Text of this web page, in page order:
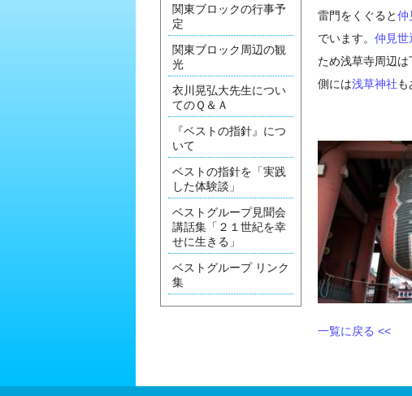
関東ブロックの行事予
定
関東ブロック周辺の観
光
衣川晃弘大先生につい
てのＱ＆Ａ
『ベストの指針』につ
いて
ベストの指針を「実践
した体験談」
ベストグループ見聞会
講話集「２１世紀を幸
せに生きる」
ベストグループ リンク
集
雷門をくぐると仲
でいます。 仲見世
ため浅草寺周辺
側には浅草神社
一覧に戻る <<